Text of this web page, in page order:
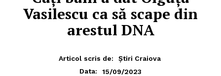
Vasilescu ca să scape din
arestul DNA
Articol scris de:
Știri Craiova
Data:
15/09/2023